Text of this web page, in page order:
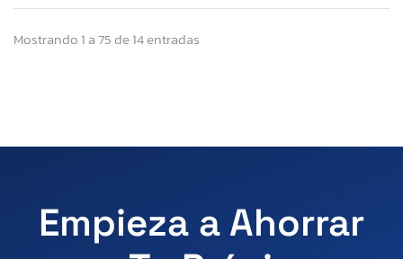
Mostrando 1 a 75 de 14 entradas
Empieza a Ahorrar